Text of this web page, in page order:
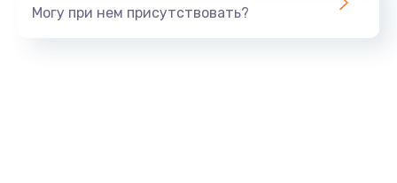
Могу при нем присутствовать?